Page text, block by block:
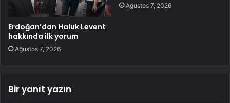
Erdoğan’dan Haluk Levent
hakkında ilk yorum
Ağustos 7, 2026
Ağustos 7, 2026
Bir yanıt yazın